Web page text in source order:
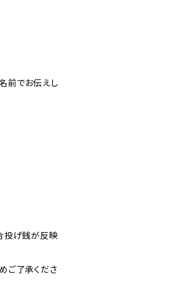
前でお伝えし
投げ銭が反映
ご了承くださ